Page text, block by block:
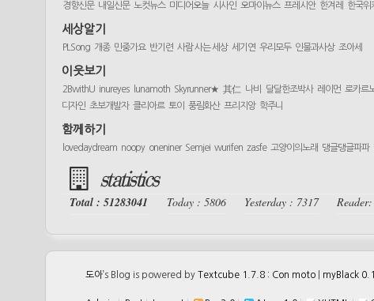
경향신문 내일신문 노컷뉴스 미디어오늘 시사인 오마이뉴스 프레시안 한겨레 한국위
세상알기
PLSong 개종 민중가요 반기련 사람 사는 세상 세기연 우리모두 인물과사상 조아세
이웃보기
2BwithU inureyes lunamoth Skyrunner★ 其仁 나비 달달한조박사 레이먼 로카르
디자인 초보개발자 클리아르 토이 풍림화산 프리지앙 학주니
함께하기
lovedaydream noopy oneniner Semjei wurifen zasfe 고양이의노래 댕글댕글파파
statistics
Total : 51283041 Today : 5806 Yesterday : 7317
도아’s Blog is powered by Textcube 1.7.8 : Con moto myBlack 0.1